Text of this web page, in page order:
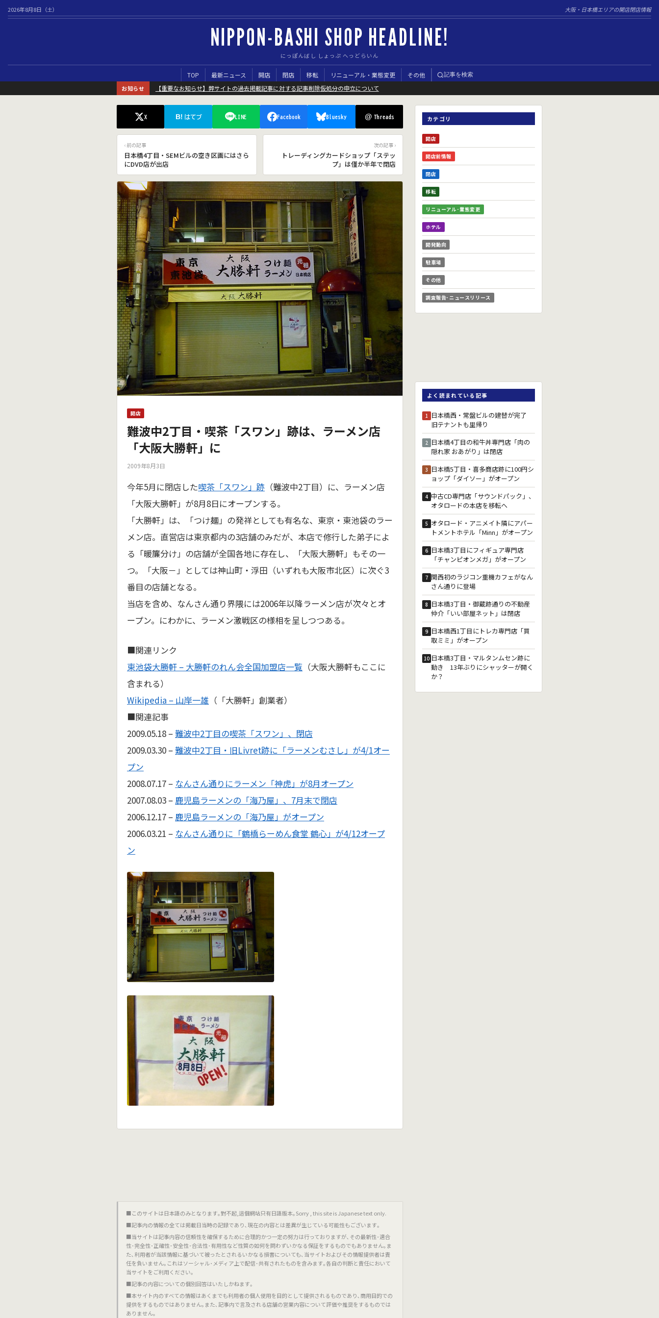
2026年8月8日（土） 大阪・日本橋エリアの開店閉店情報
NIPPON-BASHI SHOP HEADLINE!
にっぽんばし しょっぷ へっどらいん
TOP 最新ニュース 開店 閉店 移転 リニューアル・業態変更 その他 記事を検索
お知らせ 【重要なお知らせ】弊サイトの過去掲載記事に対する記事削除仮処分の申立について
X B! はてブ LINE Facebook Bluesky @ Threads
‹ 前の記事
日本橋4丁目・SEMビルの空き区画にはさら
にDVD店が出店
次の記事 ›
トレーディングカードショップ「ステッ
プ」は僅か半年で閉店
開店
難波中2丁目・喫茶「スワン」跡は、ラーメン店
「大阪大勝軒」に
2009年8月3日
今年5月に閉店した喫茶「スワン」跡 （難波中2丁目）に、ラーメン店
「大阪大勝軒」が8月8日にオープンする。
「大勝軒」は、「つけ麺」の発祥としても有名な、東京・東池袋のラー
メン店。直営店は東京都内の3店舗のみだが、本店で修行した弟子によ
る「暖簾分け」の店舗が全国各地に存在し、「大阪大勝軒」もその一
つ。「大阪－」としては神山町・浮田（いずれも大阪市北区）に次ぐ3
番目の店舗となる。
当店を含め、なんさん通り界隈には2006年以降ラーメン店が次々とオ
ープン。にわかに、ラーメン激戦区の様相を呈しつつある。
■関連リンク
東池袋大勝軒 – 大勝軒のれん会全国加盟店一覧 （大阪大勝軒もここに
含まれる）
Wikipedia – 山岸一雄 （「大勝軒」創業者）
■関連記事
2009.05.18 – 難波中2丁目の喫茶「スワン」、閉店
2009.03.30 – 難波中2丁目・旧Livret跡に「ラーメンむさし」が4/1オー
プン
2008.07.17 – なんさん通りにラーメン「神虎」が8月オープン
2007.08.03 – 鹿児島ラーメンの「海乃屋」、7月末で閉店
2006.12.17 – 鹿児島ラーメンの「海乃屋」がオープン
2006.03.21 – なんさん通りに「鶴橋らーめん食堂 鶴心」が4/12オープ
ン
■このサイトは日本語のみとなります｡對不起,這個網站只有日語版本｡Sorry , this site is Japanese text only.
■記事内の情報の全ては掲載日当時の記録であり､現在の内容とは差異が生じている可能性もございます｡
■当サイトは記事内容の信頼性を確保するために合理的かつ一定の努力は行っておりますが､その最新性･適合
性･完全性･正確性･安全性･合法性･有用性など性質の如何を問わずいかなる保証をするものでもありません｡ま
た､利用者が当該情報に基づいて被ったとされるいかなる損害についても､当サイトおよびその情報提供者は責
任を負いません｡これはソーシャル･メディア上で配信･共有されたものを含みます｡各自の判断と責任において
当サイトをご利用ください｡
■記事の内容についての個別回答はいたしかねます｡
■本サイト内のすべての情報はあくまでも利用者の個人使用を目的として提供されるものであり､商用目的での
提供をするものではありません｡また､記事内で言及される店舗の営業内容について評価や推奨をするものでは
ありません｡
カテゴリ
開店
開店前情報
閉店
移転
リニューアル･業態変更
ホテル
開発動向
駐車場
その他
調査報告･ニュースリリース
よく読まれている記事
1 日本橋西・常盤ビルの建替が完了
旧テナントも里帰り
2 日本橋4丁目の和牛丼専門店「肉の
隠れ家 おあがり」は閉店
3 日本橋5丁目・喜多商店跡に100円シ
ョップ「ダイソー」がオープン
4 中古CD専門店「サウンドパック」、
オタロードの本店を移転へ
5 オタロード・アニメイト隣にアパー
トメントホテル「Minn」がオープン
6 日本橋3丁目にフィギュア専門店
「チャンピオンメガ」がオープン
7 関西初のラジコン重機カフェがなん
さん通りに登場
8 日本橋3丁目・御蔵跡通りの不動産
仲介「いい部屋ネット」は閉店
9 日本橋西1丁目にトレカ専門店「買
取ミミ」がオープン
10 日本橋3丁目・マルタンムセン跡に
動き 13年ぶりにシャッターが開く
か？